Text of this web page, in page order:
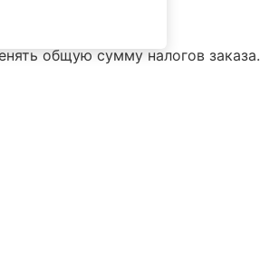
общую сумму налогов заказа.